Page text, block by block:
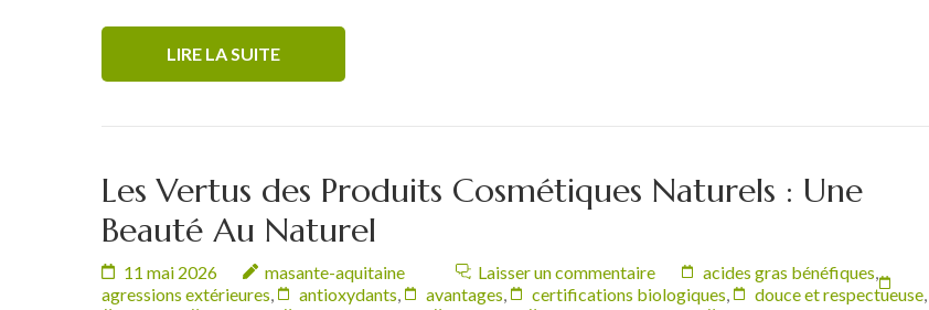
LIRE LA SUITE
Les Vertus des Produits Cosmétiques Naturels : Une
Beauté Au Naturel
11 mai 2026 masante-aquitaine Laisser un commentaire acides gras bénéfiques
agressions extérieures
antioxydants avantages certifications biologiques douce et respectueuse